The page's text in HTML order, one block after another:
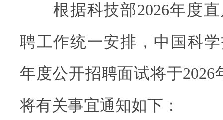
根据科技部2026年度直
聘工作统一安排，中国科
年度公开招聘面试将于2026
将有关事宜通知如下：